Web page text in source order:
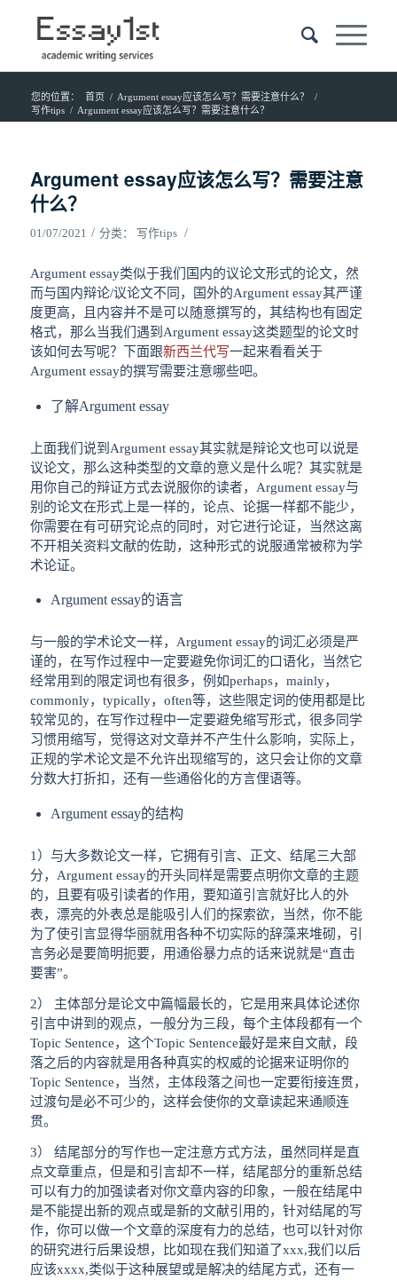
您的位置： 首页 / Argument essay应该怎么写？需要注意什么？
/
写作tips / Argument essay应该怎么写？需要注意什么？
Argument essay应该怎么写？需要注意
什么？
01/07/2021 / 分类： 写作tips /
Argument essay类似于我们国内的议论文形式的论文，然
而与国内辩论/议论文不同，国外的Argument essay其严谨
度更高，且内容并不是可以随意撰写的，其结构也有固定
格式，那么当我们遇到Argument essay这类题型的论文时
该如何去写呢？下面跟新西兰代写一起来看看关于
Argument essay的撰写需要注意哪些吧。
了解Argument essay
上面我们说到Argument essay其实就是辩论文也可以说是
议论文，那么这种类型的文章的意义是什么呢？其实就是
用你自己的辩证方式去说服你的读者，Argument essay与
别的论文在形式上是一样的，论点、论据一样都不能少，
你需要在有可研究论点的同时，对它进行论证，当然这离
不开相关资料文献的佐助，这种形式的说服通常被称为学
术论证。
Argument essay的语言
与一般的学术论文一样，Argument essay的词汇必须是严
谨的，在写作过程中一定要避免你词汇的口语化，当然它
经常用到的限定词也有很多，例如perhaps，mainly，
commonly，typically，often等，这些限定词的使用都是比
较常见的，在写作过程中一定要避免缩写形式，很多同学
习惯用缩写，觉得这对文章并不产生什么影响，实际上，
正规的学术论文是不允许出现缩写的，这只会让你的文章
分数大打折扣，还有一些通俗化的方言俚语等。
Argument essay的结构
1）与大多数论文一样，它拥有引言、正文、结尾三大部
分，Argument essay的开头同样是需要点明你文章的主题
的，且要有吸引读者的作用，要知道引言就好比人的外
表，漂亮的外表总是能吸引人们的探索欲，当然，你不能
为了使引言显得华丽就用各种不切实际的辞藻来堆砌，引
言务必是要简明扼要，用通俗暴力点的话来说就是“直击
要害”。
2） 主体部分是论文中篇幅最长的，它是用来具体论述你
引言中讲到的观点，一般分为三段，每个主体段都有一个
Topic Sentence，这个Topic Sentence最好是来自文献，段
落之后的内容就是用各种真实的权威的论据来证明你的
Topic Sentence，当然，主体段落之间也一定要衔接连贯，
过渡句是必不可少的，这样会使你的文章读起来通顺连
贯。
3） 结尾部分的写作也一定注意方式方法，虽然同样是直
点文章重点，但是和引言却不一样，结尾部分的重新总结
可以有力的加强读者对你文章内容的印象，一般在结尾中
是不能提出新的观点或是新的文献引用的，针对结尾的写
作，你可以做一个文章的深度有力的总结，也可以针对你
的研究进行后果设想，比如现在我们知道了xxx,我们以后
应该xxxx,类似于这种展望或是解决的结尾方式，还有一